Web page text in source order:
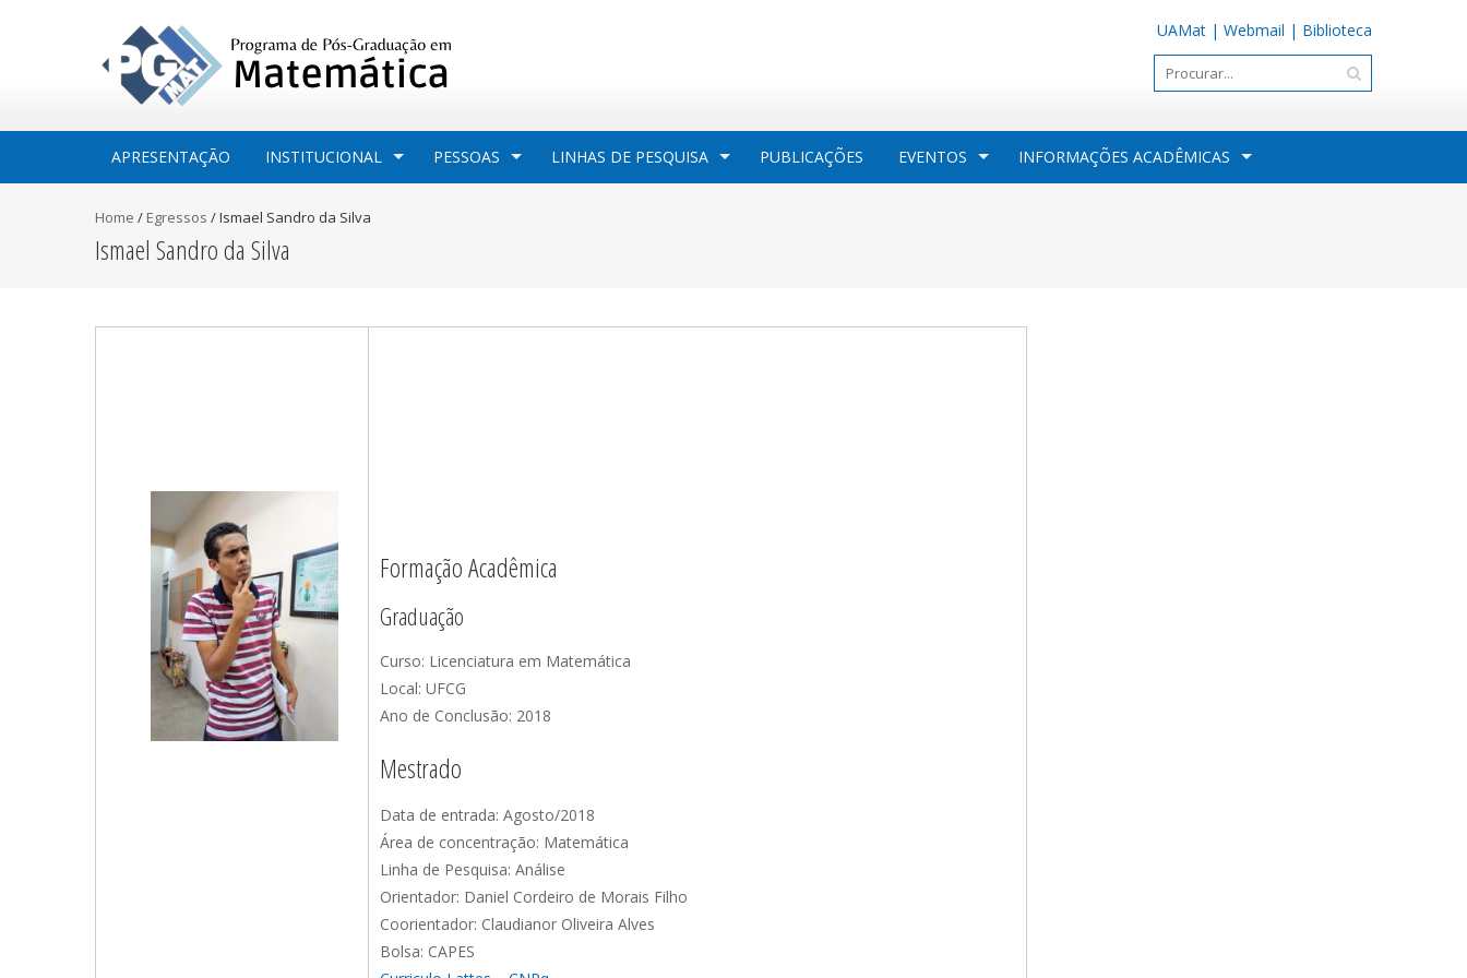
UAMat | Webmail | Biblioteca
APRESENTAÇÃO INSTITUCIONAL PESSOAS LINHAS DE PESQUISA PUBLICAÇÕES EVENTOS INFORMAÇÕES ACADÊMICAS
Home / Egressos /Ismael Sandro da Silva
Ismael Sandro da Silva
Formação Acadêmica
Graduação
Curso: Licenciatura em Matemática
Local: UFCG
Ano de Conclusão: 2018
Mestrado
Data de entrada: Agosto/2018
Área de concentração: Matemática
Linha de Pesquisa: Análise
Orientador: Daniel Cordeiro de Morais Filho
Coorientador: Claudianor Oliveira Alves
Bolsa: CAPES